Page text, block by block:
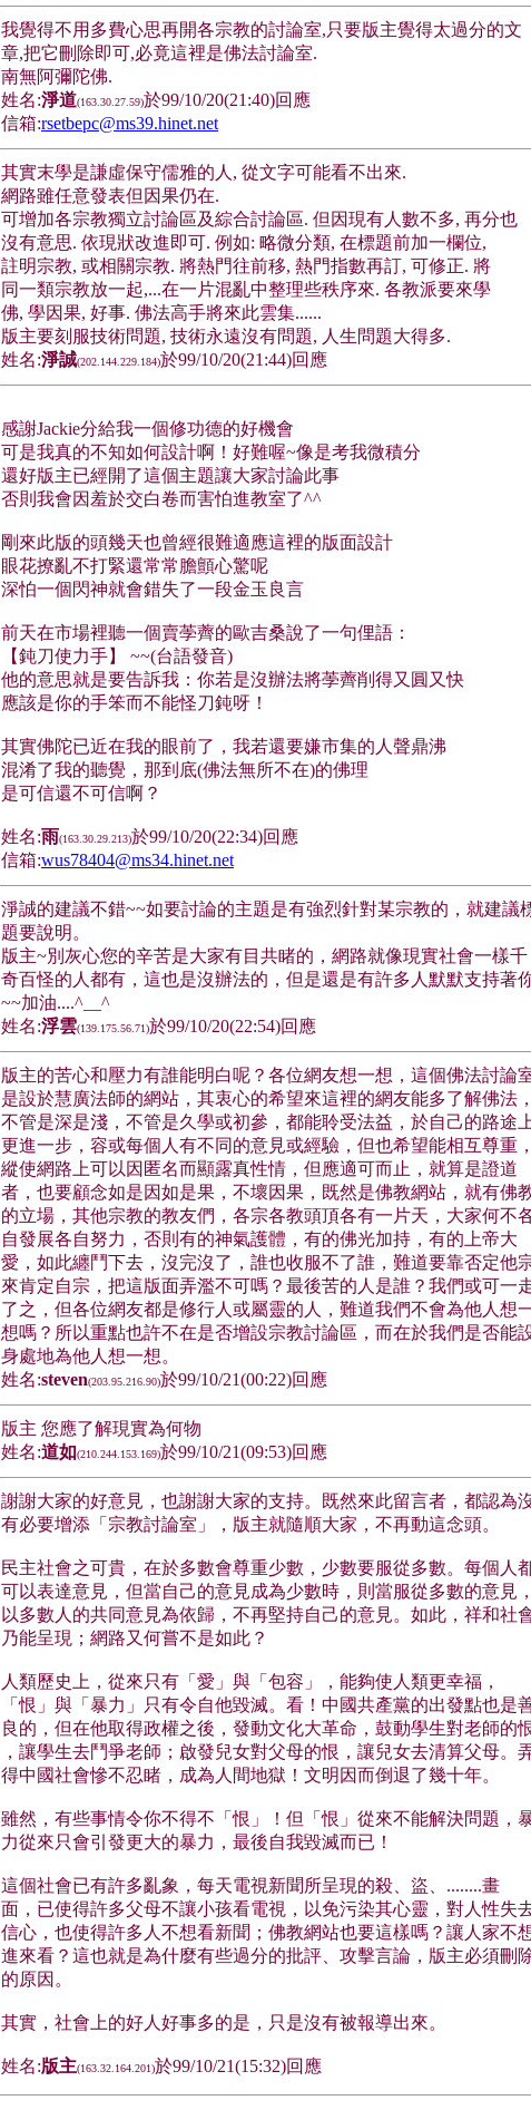
我覺得不用多費心思再開各宗教的討論室,只要版主覺得太過分的文
章,把它刪除即可,必竟這裡是佛法討論室.
南無阿彌陀佛.
姓名:淨道(163.30.27.59)於99/10/20(21:40)回應
信箱:rsetbepc@ms39.hinet.net
其實末學是謙虛保守儒雅的人, 從文字可能看不出來.
網路雖任意發表但因果仍在.
可增加各宗教獨立討論區及綜合討論區. 但因現有人數不多, 再分也
沒有意思. 依現狀改進即可. 例如: 略微分類, 在標題前加一欄位,
註明宗教, 或相關宗教. 將熱門往前移, 熱門指數再訂, 可修正. 將
同一類宗教放一起,...在一片混亂中整理些秩序來. 各教派要來學
佛, 學因果, 好事. 佛法高手將來此雲集......
版主要刻服技術問題, 技術永遠沒有問題, 人生問題大得多.
姓名:淨誠(202.144.229.184)於99/10/20(21:44)回應
感謝Jackie分給我一個修功德的好機會
可是我真的不知如何設計啊！好難喔~像是考我微積分
還好版主已經開了這個主題讓大家討論此事
否則我會因羞於交白卷而害怕進教室了^^
剛來此版的頭幾天也曾經很難適應這裡的版面設計
眼花撩亂不打緊還常常膽顫心驚呢
深怕一個閃神就會錯失了一段金玉良言
前天在市場裡聽一個賣荸薺的歐吉桑說了一句俚語：
【鈍刀使力手】 ~~(台語發音)
他的意思就是要告訴我：你若是沒辦法將荸薺削得又圓又快
應該是你的手笨而不能怪刀鈍呀！
其實佛陀已近在我的眼前了，我若還要嫌市集的人聲鼎沸
混淆了我的聽覺，那到底(佛法無所不在)的佛理
是可信還不可信啊？
姓名:雨(163.30.29.213)於99/10/20(22:34)回應
信箱:wus78404@ms34.hinet.net
淨誠的建議不錯~~如要討論的主題是有強烈針對某宗教的，就建議
題要說明。
版主~別灰心您的辛苦是大家有目共睹的，網路就像現實社會一樣千
奇百怪的人都有，這也是沒辦法的，但是還是有許多人默默支持著
~~加油....^__^
姓名:浮雲(139.175.56.71)於99/10/20(22:54)回應
版主的苦心和壓力有誰能明白呢？各位網友想一想，這個佛法討論
是設於慧廣法師的網站，其衷心的希望來這裡的網友能多了解佛法，
不管是深是淺，不管是久學或初參，都能聆受法益，於自己的路途
更進一步，容或每個人有不同的意見或經驗，但也希望能相互尊重，
縱使網路上可以因匿名而顯露真性情，但應適可而止，就算是證道
者，也要顧念如是因如是果，不壞因果，既然是佛教網站，就有佛
的立場，其他宗教的教友們，各宗各教頭頂各有一片天，大家何不
自發展各自努力，否則有的神氣護體，有的佛光加持，有的上帝大
愛，如此纏鬥下去，沒完沒了，誰也收服不了誰，難道要靠否定他
來肯定自宗，把這版面弄濫不可嗎？最後苦的人是誰？我們或可一
了之，但各位網友都是修行人或屬靈的人，難道我們不會為他人想
想嗎？所以重點也許不在是否增設宗教討論區，而在於我們是否能
身處地為他人想一想。
姓名:steven(203.95.216.90)於99/10/21(00:22)回應
版主 您應了解現實為何物
姓名:道如(210.244.153.169)於99/10/21(09:53)回應
謝謝大家的好意見，也謝謝大家的支持。既然來此留言者，都認為
有必要增添「宗教討論室」，版主就隨順大家，不再動這念頭。
民主社會之可貴，在於多數會尊重少數，少數要服從多數。每個人
可以表達意見，但當自己的意見成為少數時，則當服從多數的意見，
以多數人的共同意見為依歸，不再堅持自己的意見。如此，祥和社
乃能呈現；網路又何嘗不是如此？
人類歷史上，從來只有「愛」與「包容」，能夠使人類更幸福，
「恨」與「暴力」只有令自他毀滅。看！中國共產黨的出發點也是
良的，但在他取得政權之後，發動文化大革命，鼓動學生對老師的
，讓學生去鬥爭老師；啟發兒女對父母的恨，讓兒女去清算父母。
得中國社會慘不忍睹，成為人間地獄！文明因而倒退了幾十年。
雖然，有些事情令你不得不「恨」！但「恨」從來不能解決問題，
力從來只會引發更大的暴力，最後自我毀滅而已！
這個社會已有許多亂象，每天電視新聞所呈現的殺、盜、........畫
面，已使得許多父母不讓小孩看電視，以免污染其心靈，對人性失
信心，也使得許多人不想看新聞；佛教網站也要這樣嗎？讓人家不
進來看？這也就是為什麼有些過分的批評、攻擊言論，版主必須刪
的原因。
其實，社會上的好人好事多的是，只是沒有被報導出來。
姓名:版主(163.32.164.201)於99/10/21(15:32)回應